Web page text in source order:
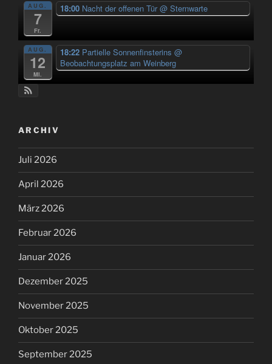
AUG.
7
Fr.
18:00 Nacht der offenen Tür@ Sternwarte
AUG.
12
Mi.
18:22 Partielle Sonnenfinsterins @
Beobachtungsplatz am Weinberg
ARCHIV
Juli 2026
April 2026
März 2026
Februar 2026
Januar 2026
Dezember 2025
November 2025
Oktober 2025
September 2025